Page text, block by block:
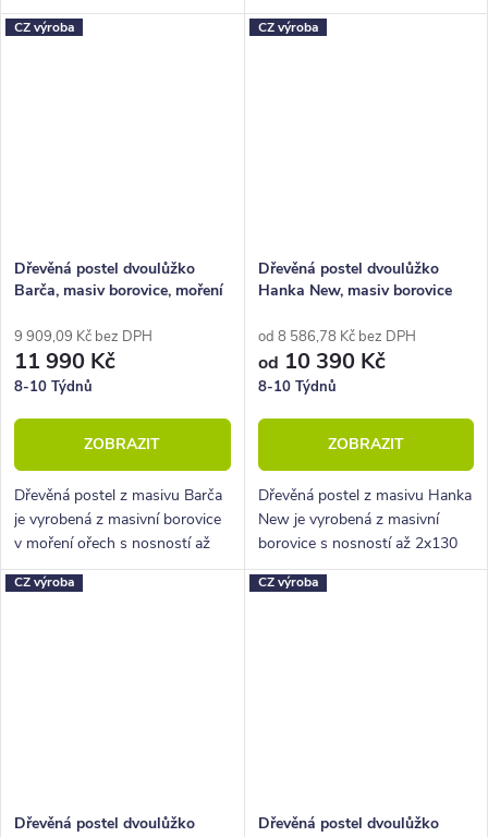
postel je ideální pro použití do
ložnice, pokoje pro hosty nebo
CZ výroba
Dřevěná postel dvoulůžko
Barča, masiv borovice, moření
9 909,09 Kč bez DPH
11 990 Kč
8-10 Týdnů
ZOBRAZIT
Dřevěná postel z masivu Barča
je vyrobená z masivní borovice
v moření ořech s nosností až
2x130 kg. Tato postel je ideální
pro použití do ložnice, pokoje
CZ výroba
Dřevěná postel dvoulůžko
Hanka New, masiv borovice
od 8 586,78 Kč bez DPH
od 10 390 Kč
8-10 Týdnů
ZOBRAZIT
Dřevěná postel z masivu Hanka
New je vyrobená z masivní
borovice s nosností až 2x130
kg. Tato postel je ideální pro
použití do ložnice, pokoje pro
CZ výroba
Dřevěná postel dvoulůžko
CZ výroba
Dřevěná postel dvoulůžko